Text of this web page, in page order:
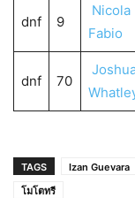
dnf 9
Nicola
Fabio
dnf 70
TAGS Izan Guevara
โมโตทรี